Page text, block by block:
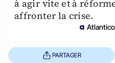
à agir vite et à
affronter la crise.
PARTAGER